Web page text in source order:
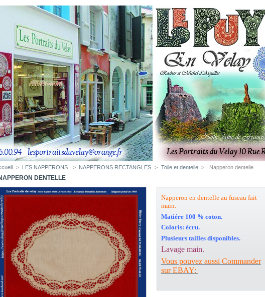
> LES NAPPERONS > NAPPERONS RECTANGLES > Toile et dentelle > Napperon dentelle
DENTELLE
Napperon en dentelle au fuseau fait
main.
Matiére 100 % coton.
Coloris: écru.
Plusieurs tailles disponibles.
Lavage main.
Vous pouvez aussi Commander
sur EBAY: